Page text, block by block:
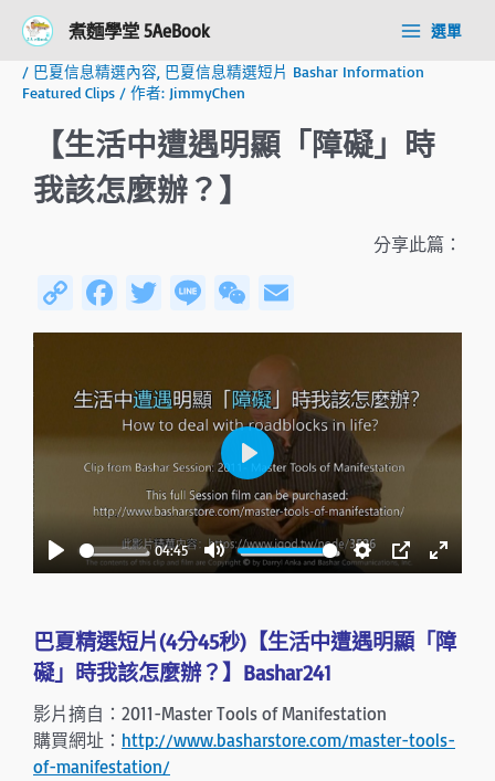
煮麵學堂 5AeBook
Main
Menu
選單
/ 巴夏信息精選內容 巴夏信息精選短片 Bashar Information
Featured Clips / 作者: JimmyChen
【生活中遭遇明顯「障礙」時
我該怎麼辦？】
分享此篇：
C
o
Li
n
k
Fa
ce
o
ok
T
wi
er
Li
n
W
e
C
h
at
m
ail
P
a
y
04:45
M
t
e
S
t
n
g
P
P
E
t
u
P
l
a
y
巴夏精選短片(4分45秒)【生活中遭遇明顯「障
礙」時我該怎麼辦？】Bashar241
影片摘自：2011-Master Tools of Manifestation
購買網址： http://www.basharstore.com/master-tools-
of-manifestation/
navigation